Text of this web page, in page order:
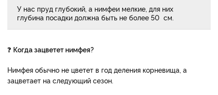
У нас пруд глубокий, а нимфеи мелкие, для них
глубина посадки должна быть не более 50 см.
❓ Когда зацветет нимфея?
Нимфея обычно не цветет в год деления корневища, а
зацветает на следующий сезон.